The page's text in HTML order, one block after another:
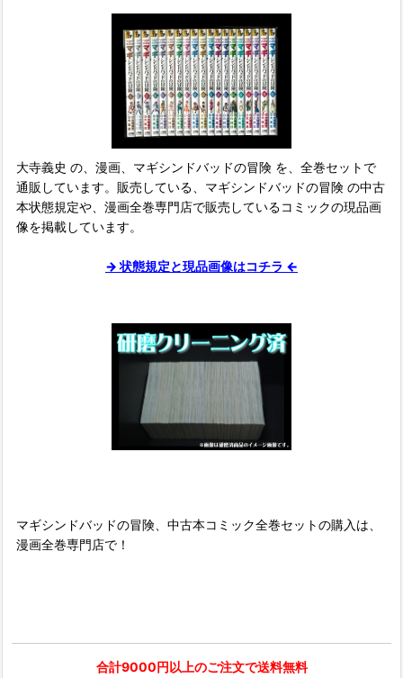
大寺義史 の、漫画、マギシンドバッドの冒険 を、全巻セットで
通販しています。販売している、マギシンドバッドの冒険 の中古
本状態規定や、漫画全巻専門店で販売しているコミックの現品画
像を掲載しています。
→ 状態規定と現品画像はコチラ ←
マギシンドバッドの冒険、中古本コミック全巻セットの購入は、
漫画全巻専門店で！
合計9000円以上のご注文で送料無料